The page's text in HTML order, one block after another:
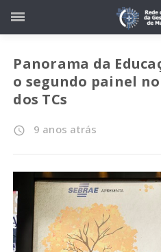
Panorama da
o segundo painel no
dos TCs
access_time 9 anos atrás